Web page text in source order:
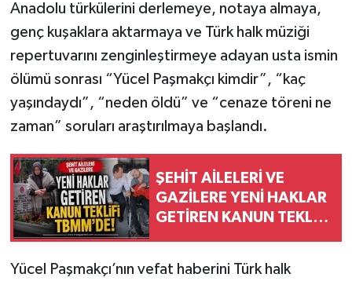
Anadolu türkülerini derlemeye, notaya almaya,
genç kuşaklara aktarmaya ve Türk halk müziği
repertuvarını zenginleştirmeye adayan usta ismin
ölümü sonrası “Yücel Paşmakçı kimdir”, “kaç
yaşındaydı”, “neden öldü” ve “cenaze töreni ne
zaman” soruları araştırılmaya başlandı.
ŞEHİT AİLELERİ VE
GAZİLERE YENİ HAKLAR
GETİREN KANUN TEKLİFİ
Yücel Paşmakçı’nın vefat haberini Türk halk